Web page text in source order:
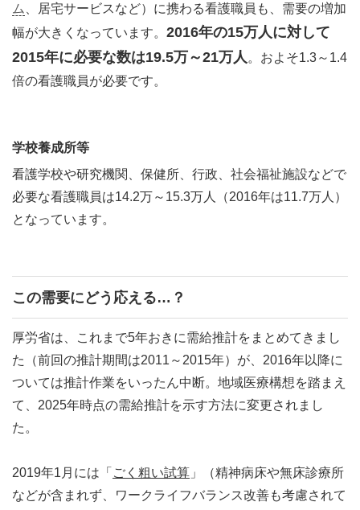
ム、居宅サービスなど）に携わる看護職員も、需要の増加
幅が大きくなっています。 2016年の15万人に対して
2015年に必要な数は19.5万～21万人。およそ1.3～1.4
倍の看護職員が必要です。
学校養成所等
看護学校や研究機関、保健所、行政、社会福祉施設などで
必要な看護職員は14.2万～15.3万人（2016年は11.7万人）
となっています。
この需要にどう応える…？
厚労省は、これまで5年おきに需給推計をまとめてきまし
た（前回の推計期間は2011～2015年）が、2016年以降に
ついては推計作業をいったん中断。地域医療構想を踏まえ
て、2025年時点の需給推計を示す方法に変更されまし
た。
2019年1月には「 ごく粗い試算 」（精神病床や無床診療所
などが含まれず、ワークライフバランス改善も考慮されて